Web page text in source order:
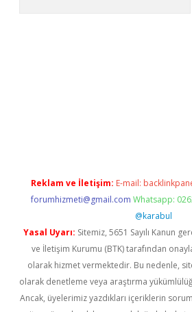
Reklam ve İletişim: E-mail:
forumhizmeti@gmail.com Whatsapp:
@karabul
Yasal Uyarı: Sitemiz, 5651 Sayılı Kanun
ve İletişim Kurumu (BTK) tarafından
olarak hizmet vermektedir. Bu nedenle,
olarak denetleme veya araştırma
Ancak, üyelerimiz yazdıkları içeriklerin